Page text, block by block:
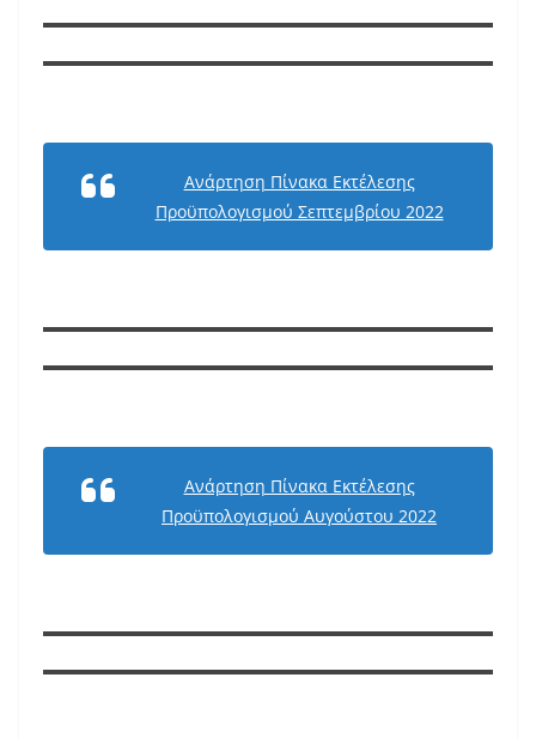
Ανάρτηση Πίνακα Εκτέλεσης
Προϋπολογισμού Σεπτεμβρίου 2022
Ανάρτηση Πίνακα Εκτέλεσης
Προϋπολογισμού Αυγούστου 2022